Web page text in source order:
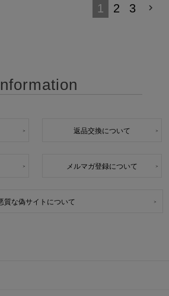
1 2 3
返品交換について
メルマガ登録について
質な偽サイトについて